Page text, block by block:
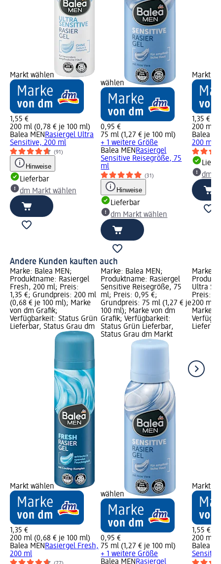
Markt wählen
1,55 €
200 ml (0,78 € je 100 ml)
Balea MENRasiergel Ultra
Sensitive, 200 ml
(91)
Hinweise
Lieferbar
dm Markt wählen
wählen
0,95 €
75 ml (1,27 € je 100 ml)
+ 1 weitere Größe
Balea MENRasiergel
Sensitive Reisegröße, 75
ml
(31)
Hinweise
Lieferbar
dm Markt wählen
Markt
1,35 €
200 ml
Balea
200 ml
dm
Andere Kunden kauften auch
Marke: Balea MEN;
Produktname: Rasiergel
Fresh, 200 ml; Preis:
1,35 €; Grundpreis: 200 ml
(0,68 € je 100 ml); Marke
von dm Grafik;
Verfügbarkeit: Status Grün
Lieferbar, Status Grau dm
Markt wählen
1,35 €
200 ml (0,68 € je 100 ml)
Balea MENRasiergel Fresh,
200 ml
Marke: Balea MEN;
Produktname: Rasiergel
Sensitive Reisegröße, 75
ml; Preis: 0,95 €;
Grundpreis: 75 ml (1,27 € je
100 ml); Marke von dm
Grafik; Verfügbarkeit:
Status Grün Lieferbar,
Status Grau dm Markt
wählen
0,95 €
75 ml (1,27 € je 100 ml)
+ 1 weitere Größe
Balea MENRasiergel
Marke:
Ultra
Preis:
200 ml
Marke
Markt
1,55 €
200 ml
Balea